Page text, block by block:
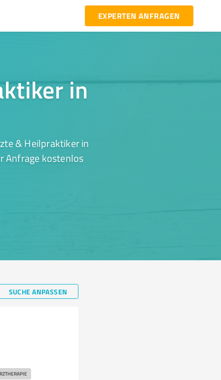
EXPERTEN ANFRAGEN
in
& Heilpraktiker in
Anfrage kostenlos
SUCHE ANPASSEN